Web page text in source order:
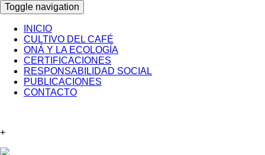
Toggle navigation
INICIO
CULTIVO DEL CAFÉ
ONÁ Y LA ECOLOGÍA
CERTIFICACIONES
RESPONSABILIDAD SOCIAL
PUBLICACIONES
CONTACTO
+